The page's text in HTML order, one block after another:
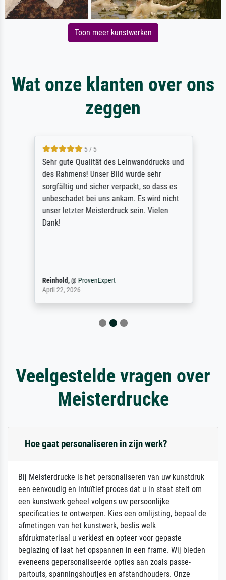
Toon meer kunstwerken
Wat onze klanten over ons
zeggen
5 / 5
Sehr gute Qualität des Leinwanddrucks und
des Rahmens! Unser Bild wurde sehr
sorgfältig und sicher verpackt, so dass es
unbeschadet bei uns ankam. Es wird nicht
unser letzter Meisterdruck sein. Vielen
Dank!
Reinhold,@ ProvenExpert
April 22, 2026
Veelgestelde vragen over
Meisterdrucke
Hoe gaat personaliseren in zijn werk?
Bij Meisterdrucke is het personaliseren van uw kunstdruk
een eenvoudig en intuïtief proces dat u in staat stelt om
een kunstwerk geheel volgens uw persoonlijke
specificaties te ontwerpen. Kies een omlijsting, bepaal de
afmetingen van het kunstwerk, beslis welk
afdrukmateriaal u verkiest en opteer voor gepaste
beglazing of laat het opspannen in een frame. Wij bieden
eveneens gepersonaliseerde opties aan zoals passe-
partouts, spanningshoutjes en afstandhouders. Onze